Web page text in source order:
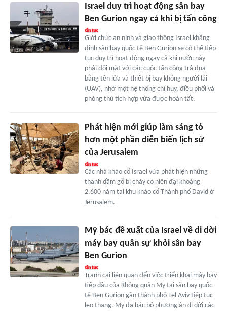
Israel duy trì hoạt động sân bay
Ben Gurion ngay cả khi bị tấn công
Giới chức an ninh và giao thông Israel khẳng
định sân bay quốc tế Ben Gurion sẽ có thể tiếp
tục duy trì hoạt động ngay cả khi nước này
phải đối mặt với các cuộc tấn công trả đũa
bằng tên lửa và thiết bị bay không người lái
(UAV), nhờ một hệ thống chỉ huy, điều phối và
phòng thủ tích hợp vừa được hoàn tất.
Phát hiện mới giúp làm sáng tỏ
hơn một phần diễn biến lịch sử
của Jerusalem
Các nhà khảo cổ Israel vừa phát hiện những
thanh dầm gỗ bị cháy có niên đại khoảng
2.600 năm tại khu khảo cổ Thành phố David ở
Jerusalem.
Mỹ bác đề xuất của Israel về di dời
máy bay quân sự khỏi sân bay
Ben Gurion
Tranh cãi liên quan đến việc triển khai máy bay
tiếp dầu của Không quân Mỹ tại sân bay quốc
tế Ben Gurion gần thành phố Tel Aviv tiếp tục
leo thang. Mỹ đã bác bỏ phương án di dời các